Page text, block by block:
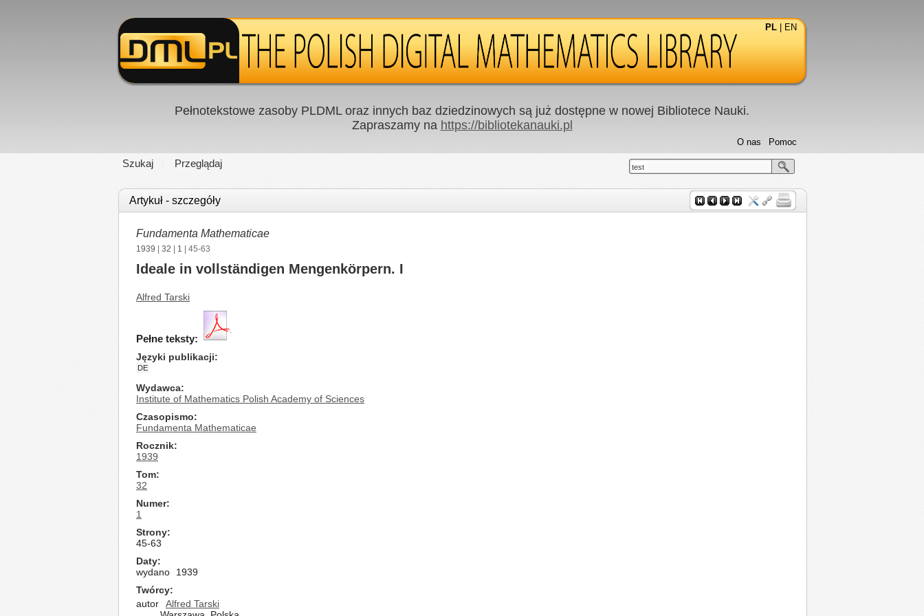
PL EN
Pełnotekstowe zasoby PLDML oraz innych baz dziedzinowych są już dostępne w nowej Bibliotece Nauki.
Zapraszamy na https://bibliotekanauki.pl
Szukaj Przeglądaj
Pomoc
O nas
test
Artykuł - szczegóły
Fundamenta Mathematicae
1939 32 1 | 45-63
Ideale in vollständigen Mengenkörpern. I
Alfred Tarski
Pełne teksty:
Języki publikacji
DE
Wydawca
Institute of Mathematics Polish Academy of Sciences
Czasopismo
Fundamenta Mathematicae
Rocznik
1939
Tom
32
Numer
1
Strony
45-63
Daty
wydano
1939
Twórcy
autor
Alfred Tarski